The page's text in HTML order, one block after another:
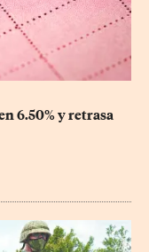
6.50% y retrasa